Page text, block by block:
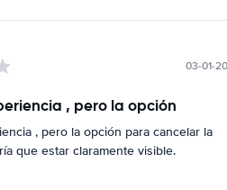
03-01-
, pero la opción
, pero la opción para cancelar la
que estar claramente visible.